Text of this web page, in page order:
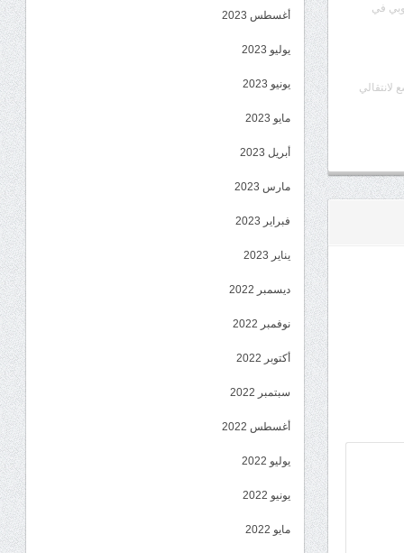
في
لانتقالي
أغسطس 2023
يوليو 2023
يونيو 2023
مايو 2023
أبريل 2023
مارس 2023
فبراير 2023
يناير 2023
ديسمبر 2022
نوفمبر 2022
أكتوبر 2022
سبتمبر 2022
أغسطس 2022
يوليو 2022
يونيو 2022
مايو 2022